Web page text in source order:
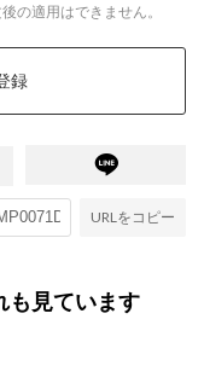
の適用はできません。
録
URLをコピー
も見ています